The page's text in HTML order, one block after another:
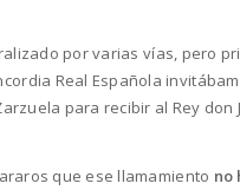
por varias vías, pero
Real Española
para recibir al Rey don
que ese llamamiento no